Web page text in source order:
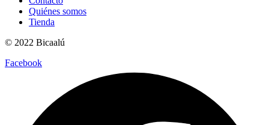
Quiénes somos
Tienda
© 2022 Bicaalú
Facebook